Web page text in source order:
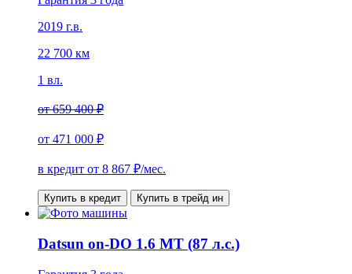
2019 г.в.
22 700 км
1 вл.
от659 400 ₽
от 471 000 ₽
в кредит от 8 867 ₽/мес.
Купить в кредит Купить в трейд ин
Datsun on-DO 1.6 МТ (87 л.с.)